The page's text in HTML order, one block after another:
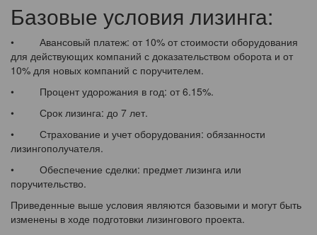
Базовые условия лизинга:
• Авансовый платеж: от 10% от стоимости оборудования
для действующих компаний с доказательством оборота и от
10% для новых компаний с поручителем.
• Процент удорожания в год: от 6.15%.
• Срок лизинга: до 7 лет.
• Страхование и учет оборудования: обязанности
лизингополучателя.
• Обеспечение сделки: предмет лизинга или
поручительство.
Приведенные выше условия являются базовыми и могут быть
изменены в ходе подготовки лизингового проекта.